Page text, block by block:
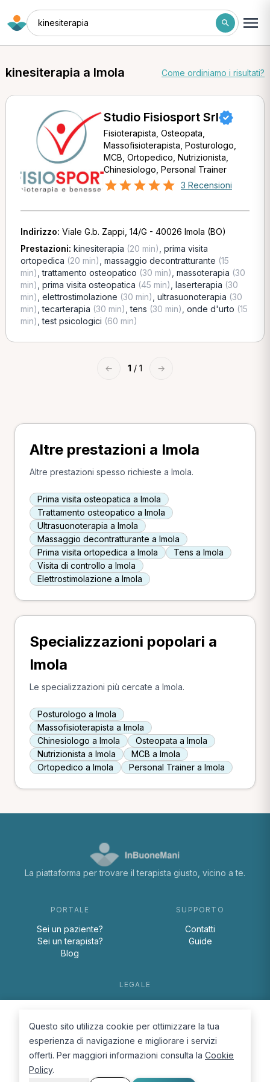
kinesiterapia
kinesiterapia a Imola Come ordiniamo i risultati?
Studio Fisiosport Srl
Fisioterapista, Osteopata,
Massofisioterapista, Posturologo,
MCB, Ortopedico, Nutrizionista,
Chinesiologo, Personal Trainer
3 Recensioni
Indirizzo: Viale G.b. Zappi, 14/G - 40026 Imola (BO)
Prestazioni: kinesiterapia (20 min) prima visita
ortopedica (20 min) massaggio decontratturante (15
min) ,trattamento osteopatico (30 min) massoterapia (30
min) prima visita osteopatica (45 min) laserterapia (30
min) elettrostimolazione (30 min) ultrasuonoterapia (30
min) ,tecarterapia (30 min) ,tens (30 min) onde d'urto (15
min) ,test psicologici (60 min)
← 1 / 1 →
Altre prestazioni a Imola
Altre prestazioni spesso richieste a Imola.
Prima visita osteopatica a Imola
Trattamento osteopatico a Imola
Ultrasuonoterapia a Imola
Massaggio decontratturante a Imola
Prima visita ortopedica a Imola
Tens a Imola
Visita di controllo a Imola
Elettrostimolazione a Imola
Specializzazioni popolari a
Imola
Le specializzazioni più cercate a Imola.
Posturologo a Imola
Massofisioterapista a Imola
Chinesiologo a Imola
Osteopata a Imola
Nutrizionista a Imola
MCB a Imola
Ortopedico a Imola
Personal Trainer a Imola
La piattaforma per trovare il terapista giusto, vicino a te.
PORTALE
Sei un paziente?
Sei un terapista?
Blog
SUPPORTO
Contatti
Guide
LEGALE
Cookie Policy
Questo sito utilizza cookie per ottimizzare la tua
esperienza di navigazione e migliorare i servizi
offerti. Per maggiori informazioni consulta la Cookie
Policy.